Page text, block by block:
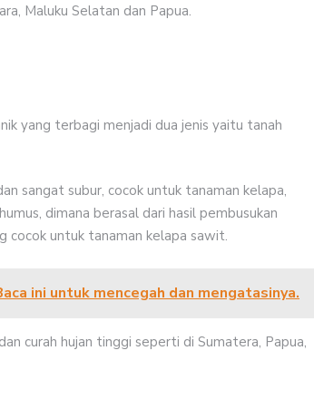
Maluku Selatan dan Papua.
yang terbagi menjadi dua jenis yaitu tanah
sangat subur, cocok untuk tanaman kelapa,
dimana berasal dari hasil pembusukan
cocok untuk tanaman kelapa sawit.
ini untuk mencegah dan mengatasinya.
curah hujan tinggi seperti di Sumatera, Papua,